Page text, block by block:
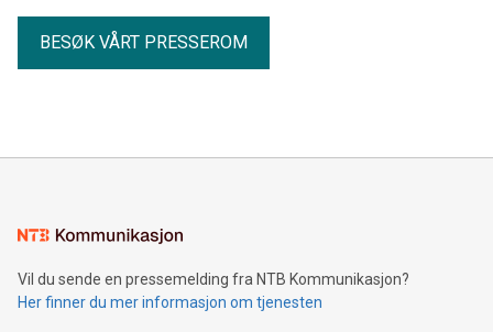
BESØK VÅRT PRESSEROM
Vil du sende en pressemelding fra NTB Kommunikasjon?
Her finner du mer informasjon om tjenesten